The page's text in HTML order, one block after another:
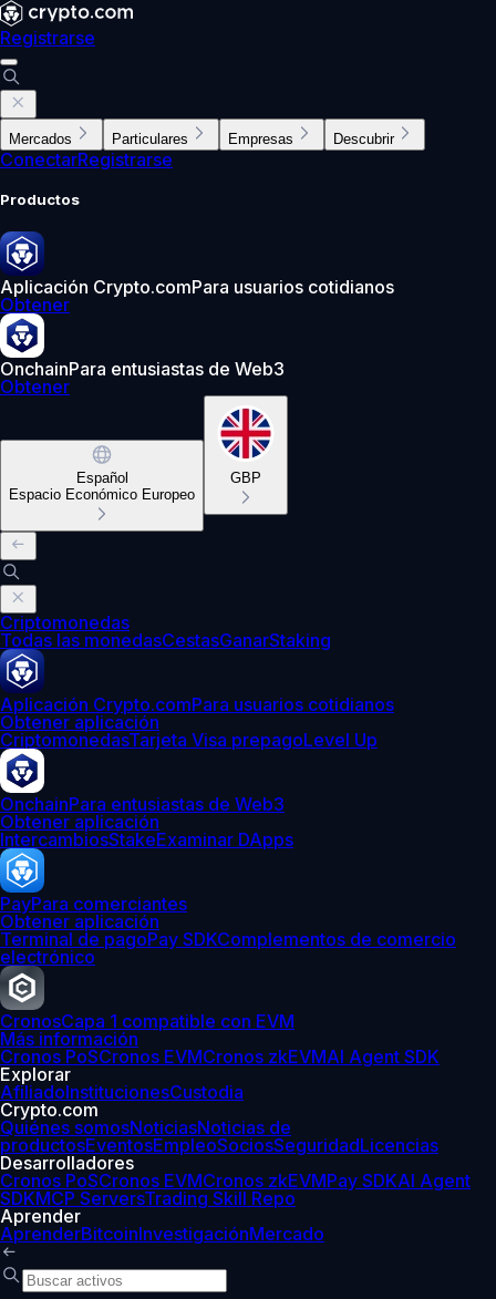
Registrarse
Mercados Particulares Empresas Descubrir
ConectarRegistrarse
Productos
Aplicación Crypto.comPara usuarios cotidianos
Obtener
OnchainPara entusiastas de Web3
Obtener
Español
Espacio Económico Europeo
GBP
Criptomonedas
Todas las monedasCestasGanarStaking
Aplicación Crypto.comPara usuarios cotidianos
Obtener aplicación
CriptomonedasTarjeta Visa prepagoLevel Up
OnchainPara entusiastas de Web3
Obtener aplicación
IntercambiosStakeExaminar DApps
PayPara comerciantes
Obtener aplicación
Terminal de pagoPay SDKComplementos de comercio
electrónico
CronosCapa 1 compatible con EVM
Más información
Cronos PoSCronos EVMCronos zkEVMAI Agent SDK
Explorar
AfiliadoInstitucionesCustodia
Crypto.com
Quiénes somosNoticiasNoticias de
productosEventosEmpleoSociosSeguridadLicencias
Desarrolladores
Cronos PoSCronos EVMCronos zkEVMPay SDKAI Agent
SDKMCP ServersTrading Skill Repo
Aprender
AprenderBitcoinInvestigaciónMercado